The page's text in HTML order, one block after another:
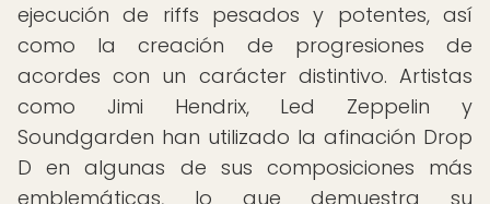
ejecución de riffs pesados y potentes, así
como la creación de progresiones de
acordes con un carácter distintivo. Artistas
como Jimi Hendrix, Led Zeppelin y
Soundgarden han utilizado la afinación Drop
D en algunas de sus composiciones más
emblemáticas, lo que demuestra su